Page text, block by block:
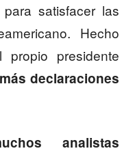
satisfacer las
Hecho
presidente
declaraciones
analistas